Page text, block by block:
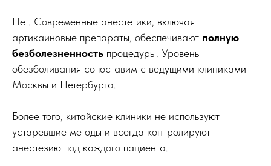
Нет. Современные анестетики, включая
артикаиновые препараты, обеспечивают полную
безболезненность процедуры. Уровень
обезболивания сопоставим с ведущими клиниками
Москвы и Петербурга.
Более того, китайские клиники не используют
устаревшие методы и всегда контролируют
анестезию под каждого пациента.
Сравните стоимость имплантации и
протезирования в Китае и в России